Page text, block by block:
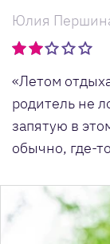
Юлия
«Летом
родитель не
запятую в
обычно, где-